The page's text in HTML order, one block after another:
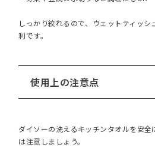
しっかり絞れるので、ウェットティッ
利です。
使用上の注意点
ダイソーの洗えるキッチンタオルを安全
は注意しましょう。